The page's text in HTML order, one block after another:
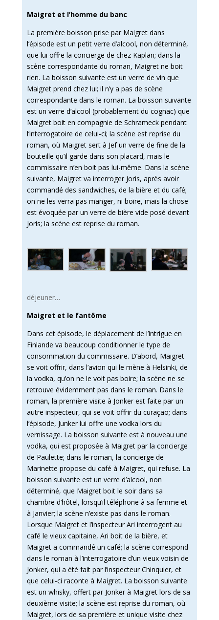
Maigret et l’homme du banc
La première boisson prise par Maigret dans
l’épisode est un petit verre d’alcool, non déterminé,
que lui offre la concierge de chez Kaplan; dans la
scène correspondante du roman, Maigret ne boit
rien. La boisson suivante est un verre de vin que
Maigret prend chez lui; il n’y a pas de scène
correspondante dans le roman. La boisson suivante
est un verre d’alcool (probablement du cognac) que
Maigret boit en compagnie de Schrameck pendant
l’interrogatoire de celui-ci; la scène est reprise du
roman, où Maigret sert à Jef un verre de fine de la
bouteille qu’il garde dans son placard, mais le
commissaire n’en boit pas lui-même. Dans la scène
suivante, Maigret va interroger Joris, après avoir
commandé des sandwiches, de la bière et du café;
on ne les verra pas manger, ni boire, mais la chose
est évoquée par un verre de bière vide posé devant
Joris; la scène est reprise du roman.
déjeuner…
Maigret et le fantôme
Dans cet épisode, le déplacement de l’intrigue en
Finlande va beaucoup conditionner le type de
consommation du commissaire. D’abord, Maigret
se voit offrir, dans l’avion qui le mène à Helsinki, de
la vodka, qu’on ne le voit pas boire; la scène ne se
retrouve évidemment pas dans le roman. Dans le
roman, la première visite à Jonker est faite par un
autre inspecteur, qui se voit offrir du curaçao; dans
l’épisode, Junker lui offre une vodka lors du
vernissage. La boisson suivante est à nouveau une
vodka, qui est proposée à Maigret par la concierge
de Paulette; dans le roman, la concierge de
Marinette propose du café à Maigret, qui refuse. La
boisson suivante est un verre d’alcool, non
déterminé, que Maigret boit le soir dans sa
chambre d’hôtel, lorsqu’il téléphone à sa femme et
à Janvier; la scène n’existe pas dans le roman.
Lorsque Maigret et l’inspecteur Ari interrogent au
café le vieux capitaine, Ari boit de la bière, et
Maigret a commandé un café; la scène correspond
dans le roman à l’interrogatoire d’un vieux voisin de
Jonker, qui a été fait par l’inspecteur Chinquier, et
que celui-ci raconte à Maigret. La boisson suivante
est un whisky, offert par Jonker à Maigret lors de sa
deuxième visite; la scène est reprise du roman, où
Maigret, lors de sa première et unique visite chez